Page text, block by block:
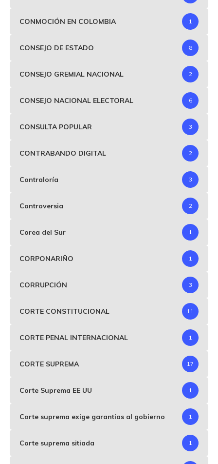
CONMOCIÓN EN COLOMBIA 1
CONSEJO DE ESTADO 8
CONSEJO GREMIAL NACIONAL 2
CONSEJO NACIONAL ELECTORAL 6
CONSULTA POPULAR 3
CONTRABANDO DIGITAL 2
Contraloría 3
Controversia 2
Corea del Sur 1
CORPONARIÑO 1
CORRUPCIÓN 3
CORTE CONSTITUCIONAL 11
CORTE PENAL INTERNACIONAL 1
CORTE SUPREMA 17
Corte Suprema EE UU 1
Corte suprema exige garantias al gobierno 1
Corte suprema sitiada 1